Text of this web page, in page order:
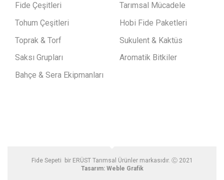
Fide Çeşitleri
Tohum Çeşitleri
Toprak & Torf
Saksı Grupları
Bahçe & Sera Ekipmanları
Tarımsal Mücadele
Hobi Fide Paketleri
Sukulent & Kaktüs
Aromatik Bitkiler
Fide Sepeti bir ERÜST Tarımsal Ürünler markasıdır. Ⓒ 2021
Tasarım: Weble Grafik